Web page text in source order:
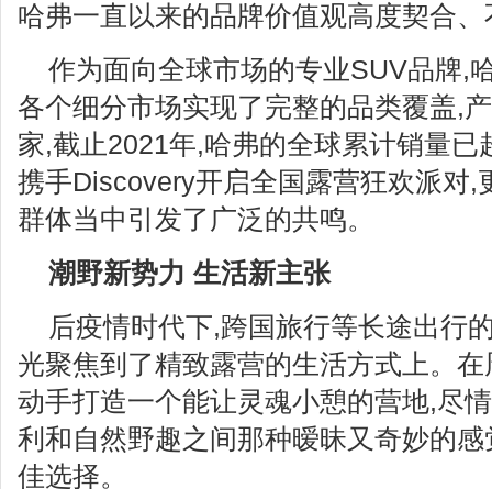
哈弗一直以来的品牌价值观高度契合
作为面向全球市场的专业SUV品牌,
各个细分市场实现了完整的品类覆盖,
家,截止2021年,哈弗的全球累计销量已
携手Discovery开启全国露营狂欢派对,
群体当中引发了广泛的共鸣。
潮野新势力 生活新主张
后疫情时代下,跨国旅行等长途出行
光聚焦到了精致露营的生活方式上。
动手打造一个能让灵魂小憩的营地,尽
利和自然野趣之间那种暧昧又奇妙的
佳选择。